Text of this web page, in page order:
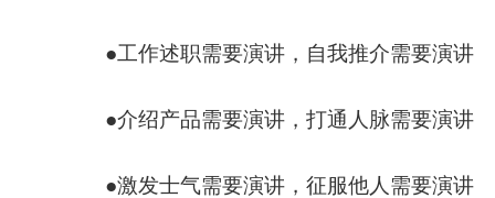
●工作述职需要演讲，自我推介需要演讲
●介绍产品需要演讲，打通人脉需要
●激发士气需要演讲，征服他人需要演讲